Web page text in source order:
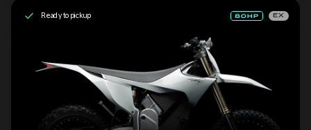
Ready to pickup EX